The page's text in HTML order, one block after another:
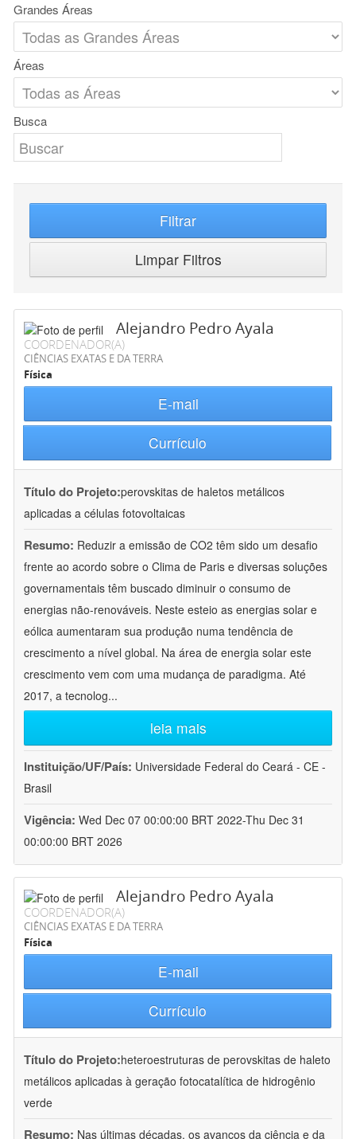
Grandes Áreas
Áreas
Busca
Filtrar
Limpar Filtros
Alejandro Pedro Ayala
COORDENADOR(A)
CIÊNCIAS EXATAS E DA TERRA
Física
E-mail
Currículo
Título do Projeto:perovskitas de haletos metálicos
aplicadas a células fotovoltaicas
Resumo: Reduzir a emissão de CO2 têm sido um desafio
frente ao acordo sobre o Clima de Paris e diversas soluções
governamentais têm buscado diminuir o consumo de
energias não-renováveis. Neste esteio as energias solar e
eólica aumentaram sua produção numa tendência de
crescimento a nível global. Na área de energia solar este
crescimento vem com uma mudança de paradigma. Até
2017, a tecnolog...
leia mais
Instituição/UF/País: Universidade Federal do Ceará - CE -
Brasil
Vigência: Wed Dec 07 00:00:00 BRT 2022-Thu Dec 31
00:00:00 BRT 2026
Alejandro Pedro Ayala
COORDENADOR(A)
CIÊNCIAS EXATAS E DA TERRA
Física
E-mail
Currículo
Título do Projeto:heteroestruturas de perovskitas de haleto
metálicos aplicadas à geração fotocatalítica de hidrogênio
verde
Resumo: Nas últimas décadas, os avanços da ciência e da